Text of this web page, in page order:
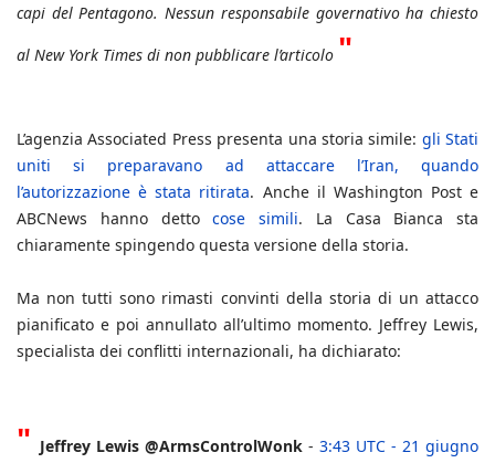
capi del Pentagono. Nessun responsabile governativo ha chiesto
al New York Times di non pubblicare l’articolo "
L’agenzia Associated Press presenta una storia simile: gli Stati
uniti si preparavano ad attaccare l’Iran, quando
l’autorizzazione è stata ritirata. Anche il Washington Post e
ABCNews hanno dettocose simili. La Casa Bianca sta
chiaramente spingendo questa versione della storia.
Ma non tutti sono rimasti convinti della storia di un attacco
pianificato e poi annullato all’ultimo momento. Jeffrey Lewis,
specialista dei conflitti internazionali, ha dichiarato:
" Jeffrey Lewis @ArmsControlWonk - 3:43 UTC - 21 giugno